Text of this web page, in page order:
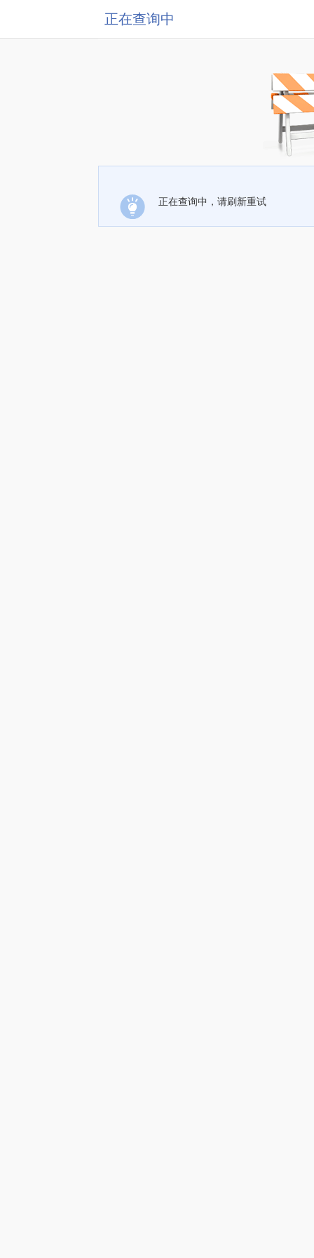
正在查询中
正在查询中，请刷新重试